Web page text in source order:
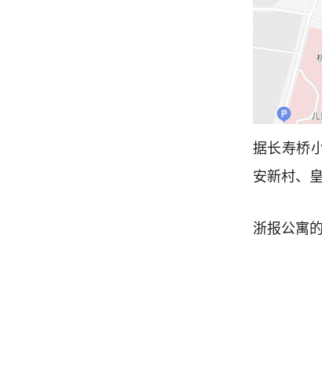
据长寿桥
安新村、
浙报公寓